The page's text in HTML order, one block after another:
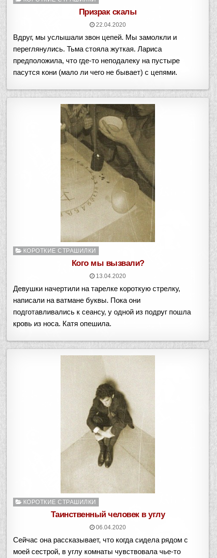
Призрак скалы
22.04.2020
Вдруг, мы услышали звон цепей. Мы замолкли и
переглянулись. Тьма стояла жуткая. Лариса
предположила, что где-то неподалеку на пустыре
пасутся кони (мало ли чего не бывает) с цепями.
Опубликовано
КОРОТКИЕ СТРАШИЛКИ
Кого мы вызвали?
13.04.2020
Девушки начертили на тарелке короткую стрелку,
написали на ватмане буквы. Пока они
подготавливались к сеансу, у одной из подруг пошла
кровь из носа. Катя опешила.
Опубликовано
КОРОТКИЕ СТРАШИЛКИ
Таинственный человек в углу
06.04.2020
Сейчас она рассказывает, что когда сидела рядом с
моей сестрой, в углу комнаты чувствовала чье-то